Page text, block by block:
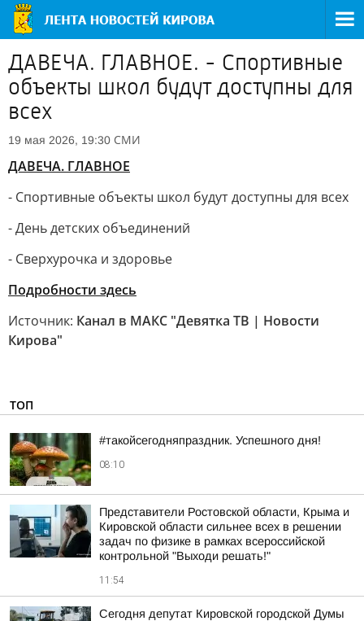
ДАВЕЧА. ГЛАВНОЕ. - Спортивные
объекты школ будут доступны для
всех
19 мая 2026, 19:30 СМИ
ДАВЕЧА. ГЛАВНОЕ
- Спортивные объекты школ будут доступны для всех
- День детских объединений
- Сверхурочка и здоровье
Подробности здесь
Источник: Канал в МАКС "Девятка ТВ | Новости
Кирова"
ТОП
#такойсегодняпраздник. Успешного дня!
08:10
Представители Ростовской области, Крыма и
Кировской области сильнее всех в решении
задач по физике в рамках всероссийской
контрольной "Выходи решать!"
11:54
Сегодня депутат Кировской городской Думы